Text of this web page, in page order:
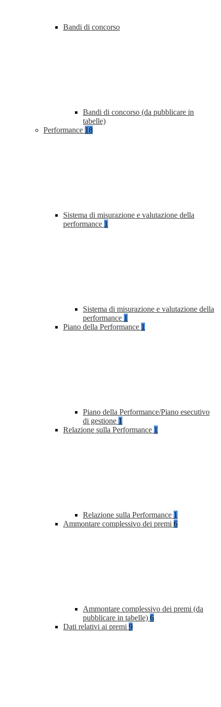
Bandi di concorso
Bandi di concorso (da pubblicare in
tabelle)
Performance 18
Sistema di misurazione e valutazione della
performance 1
Sistema di misurazione e valutazione della
performance 1
Piano della Performance 1
Piano della Performance/Piano esecutivo
di gestione 1
Relazione sulla Performance 1
Relazione sulla Performance 1
Ammontare complessivo dei premi 6
Ammontare complessivo dei premi (da
pubblicare in tabelle) 6
Dati relativi ai premi 9